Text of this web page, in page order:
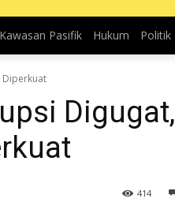
Kawasan Pasifik Hukum Politik
Diperkuat
Digugat,
414